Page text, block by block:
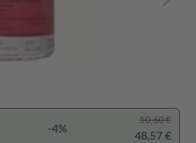
-4%
50,60 €
48,57 €